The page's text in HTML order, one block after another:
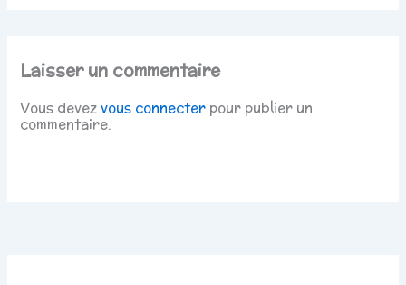
Laisser un commentaire
Vous devezvous connecter pour publier un
commentaire.